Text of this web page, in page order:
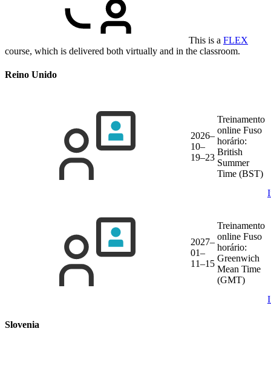
This is a FLEX
course, which is delivered both virtually and in the classroom.
Reino Unido
2026–
10–
19–23
Treinamento
online Fuso
horário:
British
Summer
Time (BST)
2027–
01–
11–15
Treinamento
online Fuso
horário:
Greenwich
Mean Time
(GMT)
Slovenia